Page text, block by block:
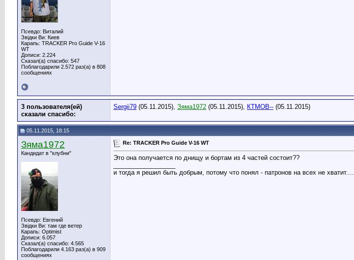
Псевдо: Виталий
Звідки Ви: Киев
Карапь: TRACKER Pro Guide V-16
WT
Дописи: 2.224
Сказал(а) спасибо: 547
Поблагодарили 2.572 раз(а) в 808
сообщениях
3 пользователя(ей)
сказали cпасибо:
Sergii79 (05.11.2015), Зяма1972 (05.11.2015), КТМОВ-- (05.11.2015)
05.11.2015, 18:15
Зяма1972
Кандидат в "клубни"
Псевдо: Евгений
Звідки Ви: там где ветер
Карапь: Optimist
Дописи: 6.057
Сказал(а) спасибо: 4.565
Поблагодарили 4.163 раз(а) в 909
сообщениях
Re: TRACKER Pro Guide V-16 WT
Это она получается по днищу и бортам из 4 частей состоит??
и тогда я решил быть добрым, потому что понял - патронов на всех не хватит....